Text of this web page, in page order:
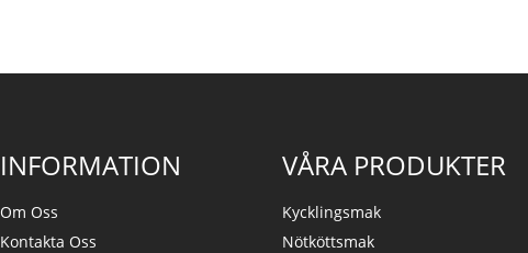
INFORMATION
Om Oss
Kontakta Oss
VÅRA PRODUKTER
Kycklingsmak
Nötköttsmak